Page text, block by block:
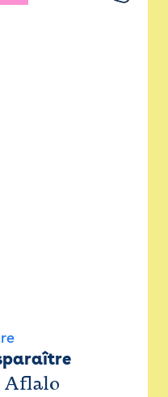
Aflalo